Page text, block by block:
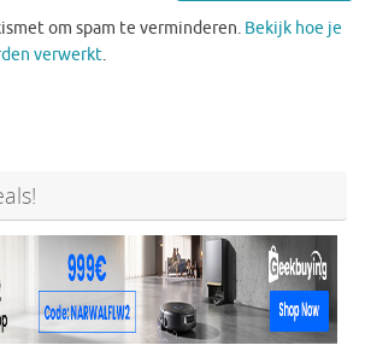
om spam te verminderen. Bekijk hoe je
verwerkt.